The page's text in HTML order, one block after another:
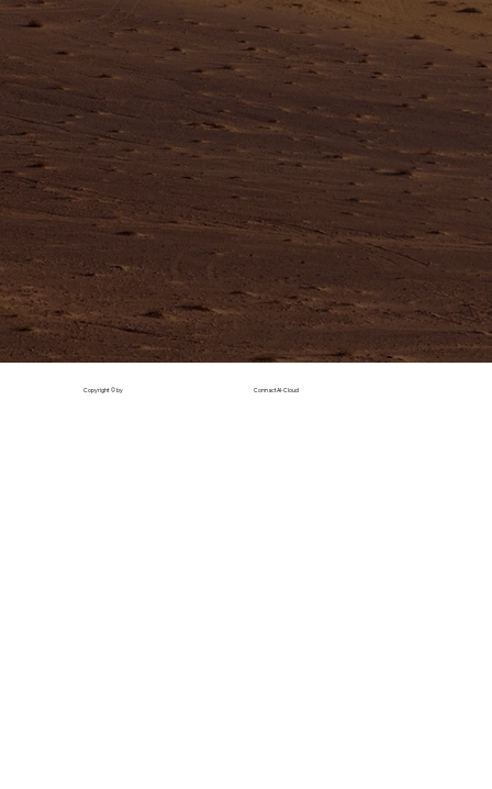
Copyright © by ConnactAI-Cloud